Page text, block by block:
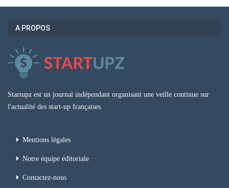
A PROPOS
Startupz est un journal indépendant organisant une veille continue sur
l'actualité des start-up françaises.
Mentions légales
Notre équipe éditoriale
Contactez-nous